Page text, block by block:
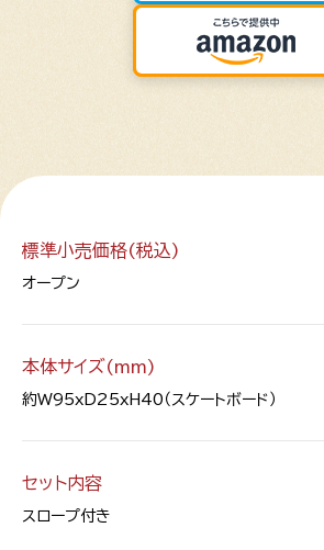
標準小売価格(税込)
オープン
本体サイズ(mm)
約W95xD25xH40（スケートボード）
セット内容
スロープ付き